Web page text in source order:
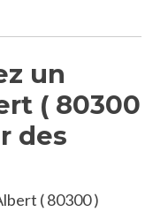
un
( 80300
des
( 80300 )